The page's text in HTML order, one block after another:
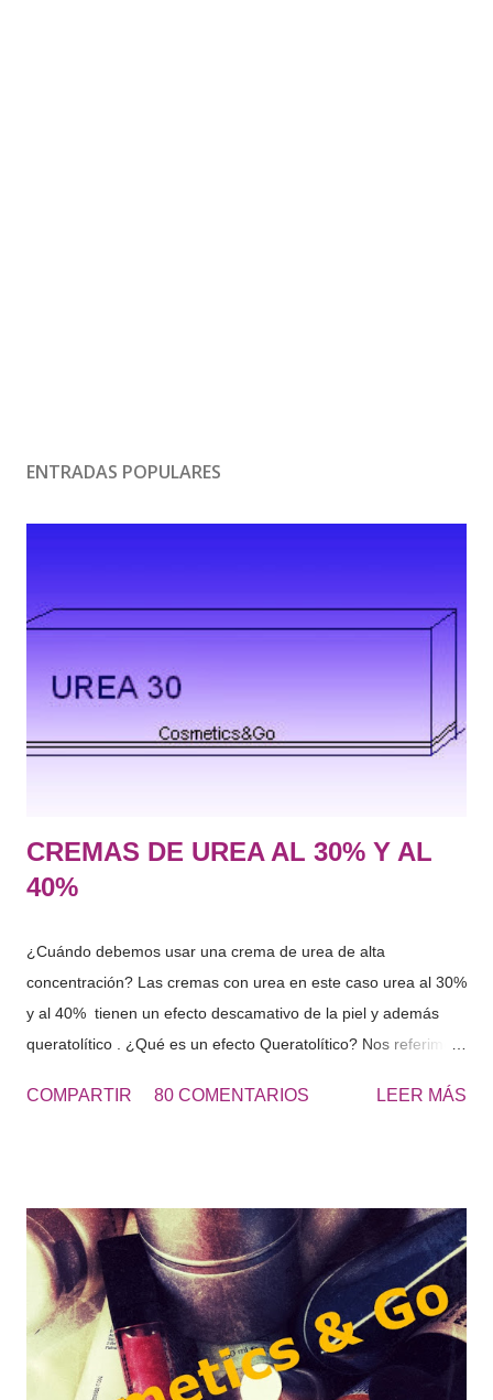
ENTRADAS POPULARES
CREMAS DE UREA AL 30% Y AL
40%
¿Cuándo debemos usar una crema de urea de alta
concentración? Las cremas con urea en este caso urea al 30%
y al 40% tienen un efecto descamativo de la piel y además
queratolítico . ¿Qué es un efecto Queratolítico? Nos referimos
forma eliminamos las células muertas o la piel seca que se
tacto es una piel dura. “El roce de los zapatos, favorece la
aparición de durezas, como consecuencia aparece dolor en
los pies, aplícate la UREA 30 para eliminar estas durezas“ El
uso de este tipo de cremas, continuamente hará que nuestros
pies estén perfectos, suaves y poderlos lucir con sandalias
perfectamente en verano. Una vez tengas los pies suaves ,
COMPARTIR 80 COMENTARIOS LEER MÁS